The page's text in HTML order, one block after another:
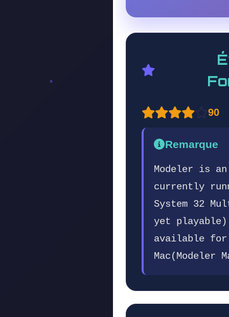
90
Remarque
Modeler is
currently
System 32
yet playable)
available for
Mac(Modeler